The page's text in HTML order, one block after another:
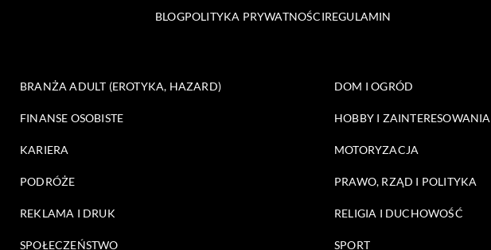
BLOGPOLITYKA PRYWATNOŚCIREGULAMIN
BRANŻA ADULT (EROTYKA, HAZARD) DOM I OGRÓD
FINANSE OSOBISTE HOBBY I ZAINTERESOWANIA
KARIERA MOTORYZACJA
PODRÓŻE PRAWO, RZĄD I POLITYKA
REKLAMA I DRUK RELIGIA I DUCHOWOŚĆ
SPOŁECZEŃSTWO SPORT